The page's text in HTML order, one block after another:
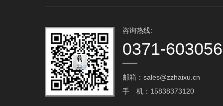
咨询热线:
0371-
邮箱：sales@zzhaixu.cn
手 机：15838373120